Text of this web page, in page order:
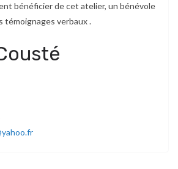
bénéficier de cet atelier, un bénévole
témoignages verbaux .